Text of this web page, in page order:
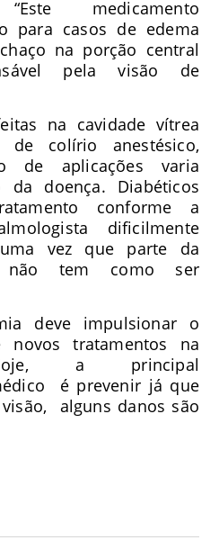
“Este medicamento
para casos de edema
na porção central
pela visão de
na cavidade vítrea
de colírio anestésico,
de aplicações varia
doença. Diabéticos
conforme a
dificilmente
vez que parte da
tem como ser
deve impulsionar o
novos tratamentos na
a principal
é prevenir já que
alguns danos são